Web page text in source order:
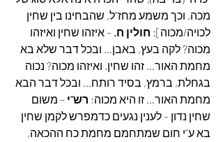
מכה, וכך משמע מחז”ל, שהבחינו בין שחין
לכויה/מכוה]: חולין ח. – איזהו שחין ואיזהו
מכוה? לקה בעץ, באבן… ובכל דבר שלא בא
מחמת האור… זהו שחין. ואיזהו מכוה? נכוה
בגחלת, ברמץ, בסיד רותח… ובכל דבר הבא
מחמת האור… זו היא מכוה; רש”י – משום
שחין נדון – לענין נגעים כדמפרש לקמן שחין
בא ע”י חום שמתחמם מחמת כח ההכאה,